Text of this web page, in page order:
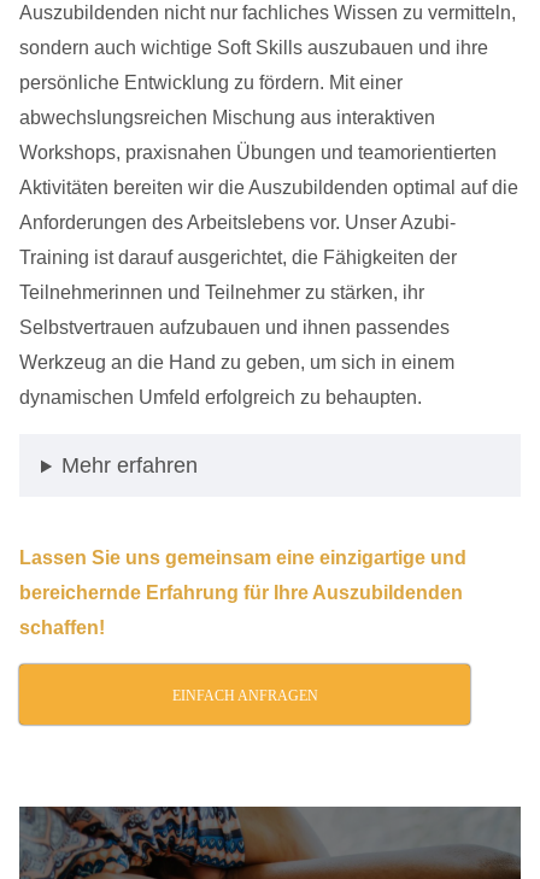
Auszubildenden nicht nur fachliches Wissen zu vermitteln,
sondern auch wichtige Soft Skills auszubauen und ihre
persönliche Entwicklung zu fördern. Mit einer
abwechslungsreichen Mischung aus interaktiven
Workshops, praxisnahen Übungen und teamorientierten
Aktivitäten bereiten wir die Auszubildenden optimal auf die
Anforderungen des Arbeitslebens vor. Unser Azubi-
Training ist darauf ausgerichtet, die Fähigkeiten der
Teilnehmerinnen und Teilnehmer zu stärken, ihr
Selbstvertrauen aufzubauen und ihnen passendes
Werkzeug an die Hand zu geben, um sich in einem
dynamischen Umfeld erfolgreich zu behaupten.
Mehr erfahren
Lassen Sie uns gemeinsam eine einzigartige und
bereichernde Erfahrung für Ihre Auszubildenden
schaffen!
EINFACH ANFRAGEN